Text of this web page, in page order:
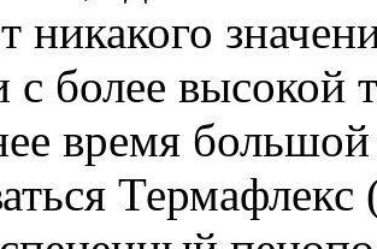
никакого
с более высокой
время
Термафлекс